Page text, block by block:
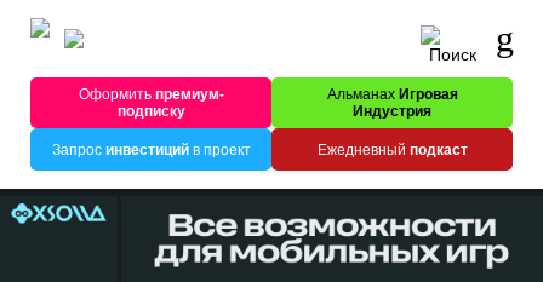
Оформитьпремиум-
подписку
Альманах Игровая
Индустрия
Запрос инвестицийв проект Ежедневный подкаст